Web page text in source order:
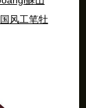
风工笔牡